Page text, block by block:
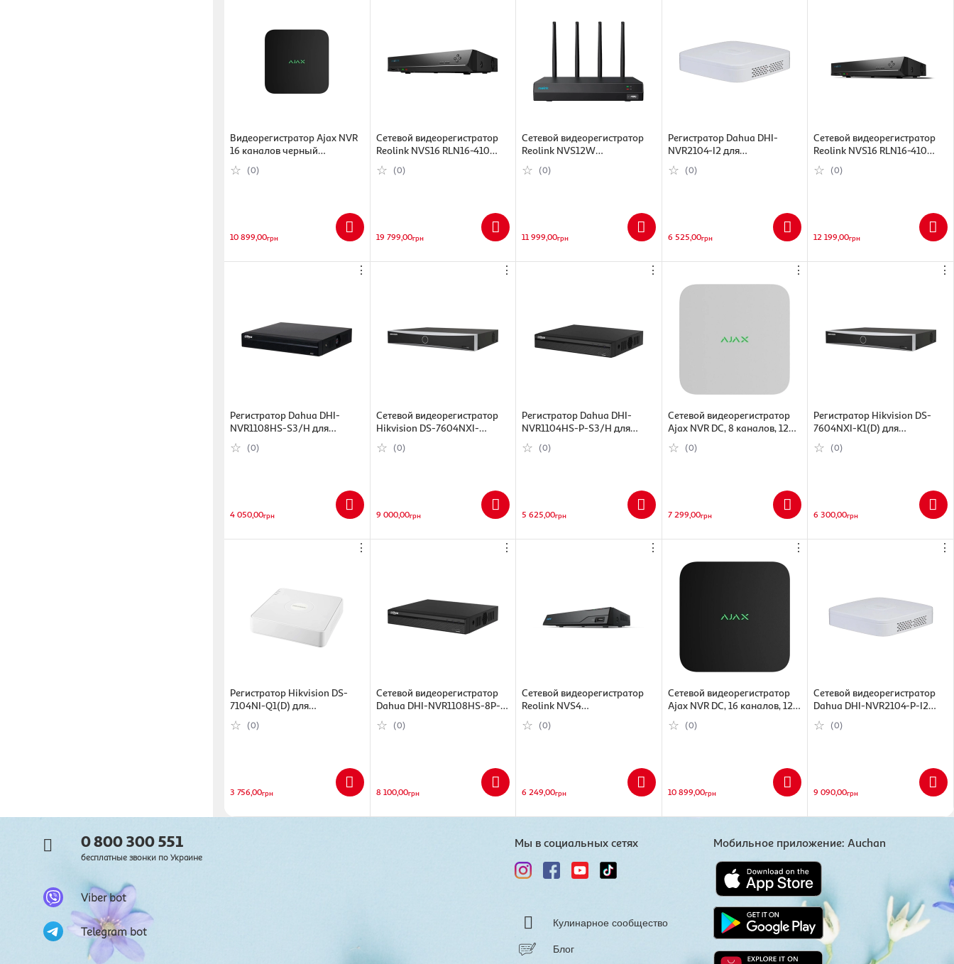
Видеорегистратор Ajax NVR
16 каналов черный
19.3×19.3×4.7 см (482808)
(0)
10 899,00грн
Сетевой видеорегистратор
Reolink NVS16 RLN16-410
(6975253986552)
(0)
19 799,00грн
Сетевой видеорегистратор
Reolink NVS12W
(6975253983940)
(0)
11 999,00грн
Регистратор Dahua DHI-
NVR2104-I2 для
видеонаблюдения (448251)
(0)
6 525,00грн
Сетевой видеорегистратор
Reolink NVS16 RLN16-410
(6972489770078)
(0)
12 199,00грн
⋮
Регистратор Dahua DHI-
NVR1108HS-S3/H для
видеонаблюдения (339222)
(0)
4 050,00грн
⋮
Сетевой видеорегистратор
Hikvision DS-7604NXI-
K1/4P(D) (6942160489841)
(0)
9 000,00грн
⋮
Регистратор Dahua DHI-
NVR1104HS-P-S3/H для
видеонаблюдения (341032)
(0)
5 625,00грн
⋮
Сетевой видеорегистратор
Ajax NVR DC, 8 каналов, 12V,
белый (000055792)
(0)
7 299,00грн
⋮
Регистратор Hikvision DS-
7604NXI-K1(D) для
видеонаблюдения (536496)
(0)
6 300,00грн
⋮
Регистратор Hikvision DS-
7104NI-Q1(D) для
видеонаблюдения (493420)
(0)
3 756,00грн
⋮
Сетевой видеорегистратор
Dahua DHI-NVR1108HS-8P-
S3/H (6939554989438)
(0)
8 100,00грн
⋮
Сетевой видеорегистратор
Reolink NVS4
(6976930222147)
(0)
6 249,00грн
⋮
Сетевой видеорегистратор
Ajax NVR DC, 16 каналов, 12V,
черный (000055795)
(0)
10 899,00грн
⋮
Сетевой видеорегистратор
Dahua DHI-NVR2104-P-I2
(6923172520098)
(0)
9 090,00грн
0 800 300 551
бесплатные звонки по Украине
Viber bot
Telegram bot
Мы в социальных сетях
Кулинарное сообщество
Блог
Мобильное приложение: Auchan